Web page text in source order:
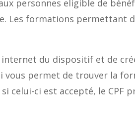
personnes eligible de
Les formations permettant
du dispositif et de
vous permet de trouver la
celui-ci est accepté, le CPF